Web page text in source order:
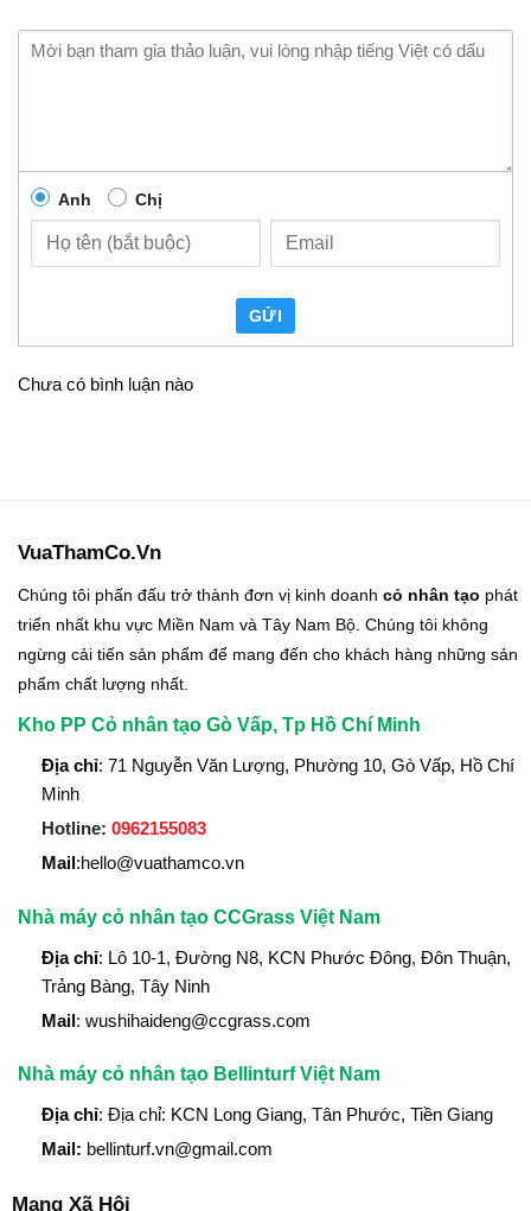
Anh Chị
GỬI
Chưa có bình luận nào
VuaThamCo.Vn
Chúng tôi phấn đấu trở thành đơn vị kinh doanh cỏ nhân tạo phát
triển nhất khu vực Miền Nam và Tây Nam Bộ. Chúng tôi không
ngừng cải tiến sản phẩm để mang đến cho khách hàng những sản
phẩm chất lượng nhất.
Kho PP Cỏ nhân tạo Gò Vấp, Tp Hồ Chí Minh
Địa chỉ: 71 Nguyễn Văn Lượng, Phường 10, Gò Vấp, Hồ Chí
Minh
Hotline: 0962155083
Mail:hello@vuathamco.vn
Nhà máy cỏ nhân tạo CCGrass Việt Nam
Địa chỉ: Lô 10-1, Đường N8, KCN Phước Đông, Đôn Thuận,
Trảng Bàng, Tây Ninh
Mail: wushihaideng@ccgrass.com
Nhà máy cỏ nhân tạo Bellinturf Việt Nam
Địa chỉ: Địa chỉ: KCN Long Giang, Tân Phước, Tiền Giang
Mail: bellinturf.vn@gmail.com
Mạng Xã Hội